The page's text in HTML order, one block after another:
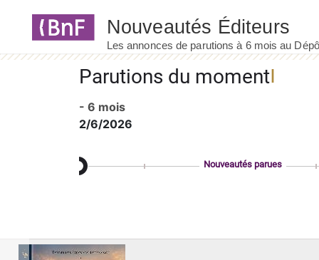
Parutions du moment
- 6 mois
2/6/2026
Nouveautés parues